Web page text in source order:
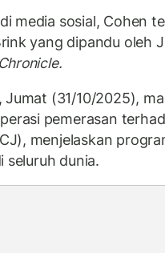
media sosial, Cohen
yang dipandu oleh
Jumat (31/10/2025),
pemerasan
menjelaskan
seluruh dunia.